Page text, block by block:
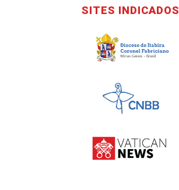
SITES INDICADOS